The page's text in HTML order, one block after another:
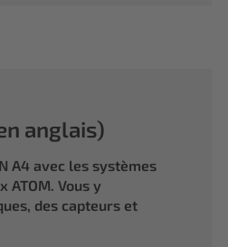
anglais)
A4 avec les systèmes
ATOM. Vous y
des capteurs et